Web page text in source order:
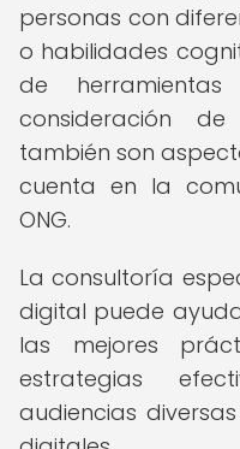
personas con
o habilidades
de
consideración
también son
cuenta en la
ONG.
La consultoría
digital puede
las mejores
estrategias
audiencias